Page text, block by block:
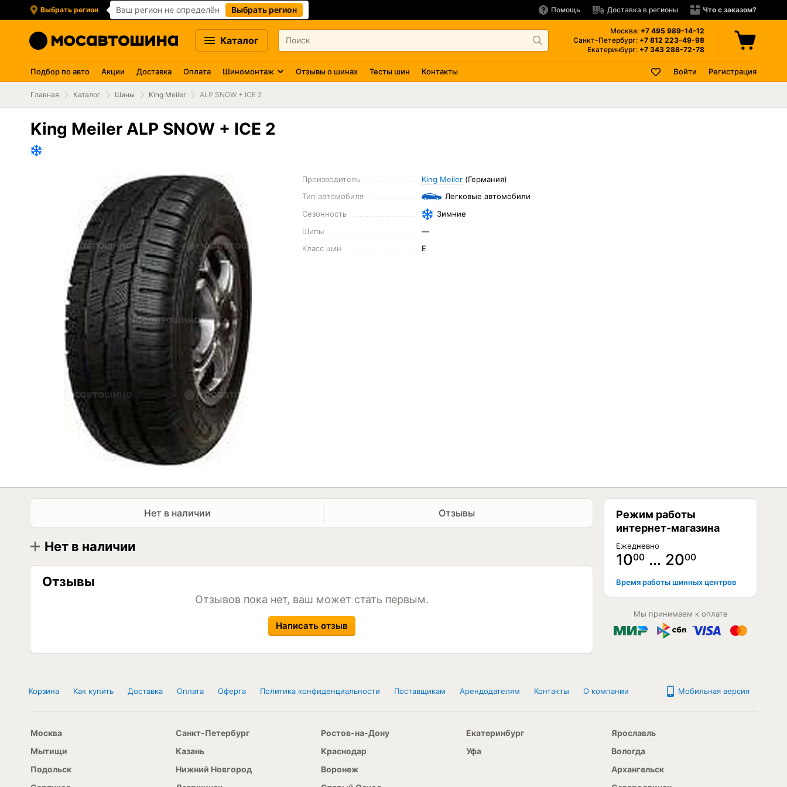
Выбрать регион Ваш регион не определён Выбрать регион Помощь Доставка в регионы Что с заказом?
Каталог
Москва: +7 495 989-14-12
Санкт-Петербург: +7 812 223-49-98
Екатеринбург: +7 343 288-72-78
Подбор по авто Акции Доставка Оплата Шиномонтаж Отзывы о шинах Тесты шин Контакты Войти Регистрация
Главная Каталог Шины King Meiler ALP SNOW + ICE 2
King Meiler ALP SNOW + ICE 2
Производитель King Meiler (Германия)
Тип автомобиля
Легковые автомобили
Сезонность
Зимние
Шипы
—
Класс шин
E
Нет в наличии Отзывы
Нет в наличии
Отзывы
Отзывов пока нет, ваш может стать первым.
Написать отзыв
Режим работы
интернет-магазина
Ежедневно
1000 … 2000
Время работы шинных центров
Мы принимаем к оплате
Корзина Как купить Доставка Оплата Оферта Политика конфиденциальности Поставщикам Арендодателям Контакты О компании Мобильная версия
Москва
Мытищи
Подольск
Санкт-Петербург
Казань
Нижний Новгород
Ростов-на-Дону
Краснодар
Воронеж
Екатеринбург
Уфа
Ярославль
Вологда
Архангельск